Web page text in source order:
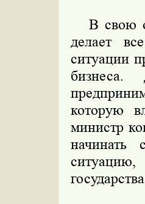
В свою
делает
ситуации
которую
министр
начинать